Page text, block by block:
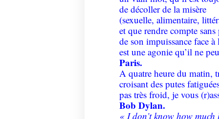
de décoller de la misère
(sexuelle, alimentaire,
et que rendre compte
de son impuissance face à
est une agonie qu’il ne
Paris.
A quatre heure du matin,
croisant des putes
pas très froid, je vous
Bob Dylan.
« I don’t know how